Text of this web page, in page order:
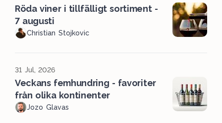
Röda viner i tillfälligt sortiment -
7 augusti
Christian Stojkovic
31 Jul, 2026
Veckans femhundring - favoriter
från olika kontinenter
Jozo Glavas